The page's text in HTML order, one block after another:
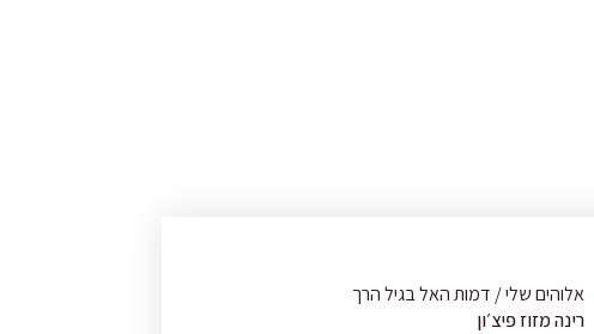
אלוהים שלי / דמות האל בגיל הרך
רינה מזוז פיצ׳ון